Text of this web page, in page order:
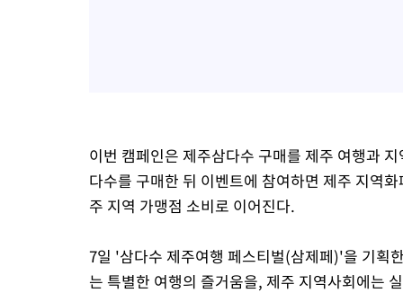
이번 캠페인은 제주삼다수 구매를 제주 여행과
다수를 구매한 뒤 이벤트에 참여하면 제주 지역
주 지역 가맹점 소비로 이어진다.
7일 '삼다수 제주여행 페스티벌(삼제페)'을 기획
는 특별한 여행의 즐거움을, 제주 지역사회에는